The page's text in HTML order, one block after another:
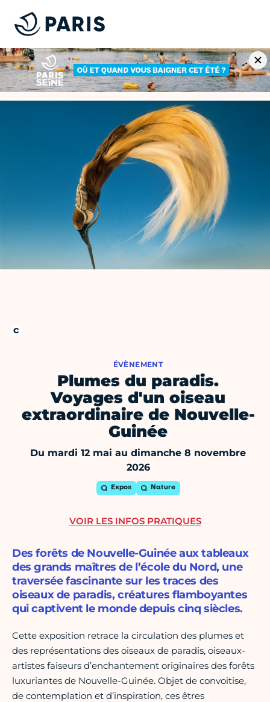
ÉVÈNEMENT
Plumes du paradis.
Voyages d'un oiseau
extraordinaire de Nouvelle-
Guinée
Du mardi 12 mai au dimanche 8 novembre
2026
Expos Nature
Des forêts de Nouvelle-Guinée aux tableaux
des grands maîtres de l’école du Nord, une
traversée fascinante sur les traces des
oiseaux de paradis, créatures flamboyantes
qui captivent le monde depuis cinq siècles.
Cette exposition retrace la circulation des plumes et
des représentations des oiseaux de paradis, oiseaux-
artistes faiseurs d’enchantement originaires des forêts
luxuriantes de Nouvelle-Guinée. Objet de convoitise,
de contemplation et d’inspiration, ces êtres
VOIR LES INFOS PRATIQUES